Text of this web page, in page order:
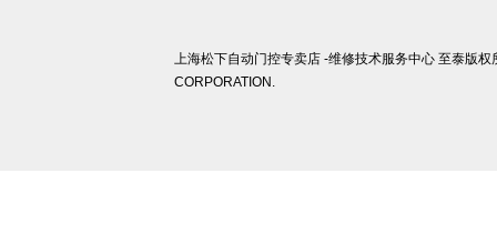
上海松下自动门控专卖店 -维修技术服务中心 至泰版
CORPORATION.